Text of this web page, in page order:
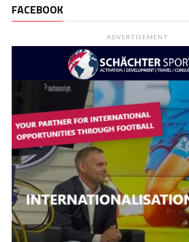
FACEBOOK
ADVERTISEMENT